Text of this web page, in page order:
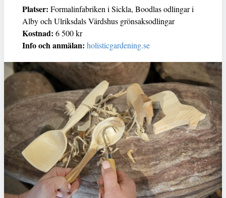
Platser: Formalinfabriken i Sickla, Boodlas odlingar i
Alby och Ulriksdals Värdshus grönsaksodlingar
Kostnad: 6 500 kr
Info och anmälan: holisticgardening.se